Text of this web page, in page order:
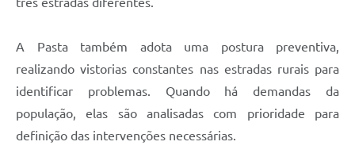
A Pasta também adota uma postura preventiva,
realizando vistorias constantes nas estradas rurais para
identificar problemas. Quando há demandas da
população, elas são analisadas com prioridade para
definição das intervenções necessárias.